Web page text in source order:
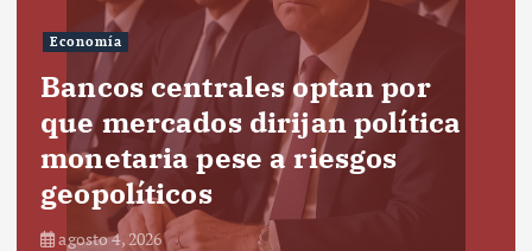
Economía
Bancos centrales optan por
que mercados dirijan política
monetaria pese a riesgos
geopolíticos
agosto 4, 2026